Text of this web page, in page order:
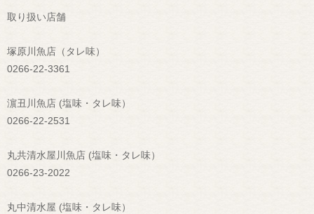
取り扱い店舗
塚原川魚店（タレ味）
0266-22-3361
濵丑川魚店 (塩味・タレ味）
0266-22-2531
丸共清水屋川魚店 (塩味・タレ味）
0266-23-2022
丸中清水屋 (塩味・タレ味）